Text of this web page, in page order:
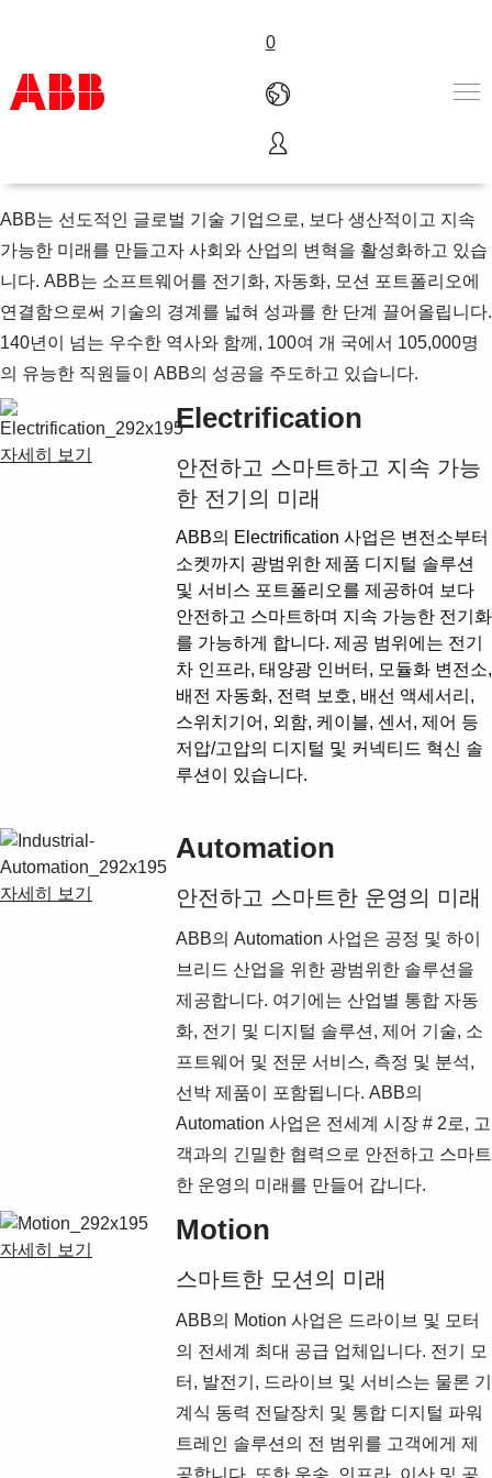
0
제품 및 솔루션
경력
ABB 일반정보
연락처
3 가지 주요 사업을 소개합니다.
ABB는 선도적인 글로벌 기술 기업으로, 보다 생산적이고 지속
가능한 미래를 만들고자 사회와 산업의 변혁을 활성화하고 있습
니다. ABB는 소프트웨어를 전기화, 자동화, 모션 포트폴리오에
연결함으로써 기술의 경계를 넓혀 성과를 한 단계 끌어올립니다.
140년이 넘는 우수한 역사와 함께, 100여 개 국에서 105,000명
의 유능한 직원들이 ABB의 성공을 주도하고 있습니다.
자세히 보기
Electrification
안전하고 스마트하고 지속 가능
한 전기의 미래
ABB의 Electrification 사업은 변전소부터
소켓까지 광범위한 제품 디지털 솔루션
및 서비스 포트폴리오를 제공하여 보다
안전하고 스마트하며 지속 가능한 전기화
를 가능하게 합니다. 제공 범위에는 전기
차 인프라, 태양광 인버터, 모듈화 변전소,
배전 자동화, 전력 보호, 배선 액세서리,
스위치기어, 외함, 케이블, 센서, 제어 등
저압/고압의 디지털 및 커넥티드 혁신 솔
루션이 있습니다.
자세히 보기
Automation
안전하고 스마트한 운영의 미래
ABB의 Automation 사업은 공정 및 하이
브리드 산업을 위한 광범위한 솔루션을
제공합니다. 여기에는 산업별 통합 자동
화, 전기 및 디지털 솔루션, 제어 기술, 소
프트웨어 및 전문 서비스, 측정 및 분석,
선박 제품이 포함됩니다. ABB의
Automation 사업은 전세계 시장 # 2로, 고
객과의 긴밀한 협력으로 안전하고 스마트
한 운영의 미래를 만들어 갑니다.
자세히 보기
Motion
스마트한 모션의 미래
ABB의 Motion 사업은 드라이브 및 모터
의 전세계 최대 공급 업체입니다. 전기 모
터, 발전기, 드라이브 및 서비스는 물론 기
계식 동력 전달장치 및 통합 디지털 파워
트레인 솔루션의 전 범위를 고객에게 제
공합니다. 또한 운송, 인프라, 이산 및 공